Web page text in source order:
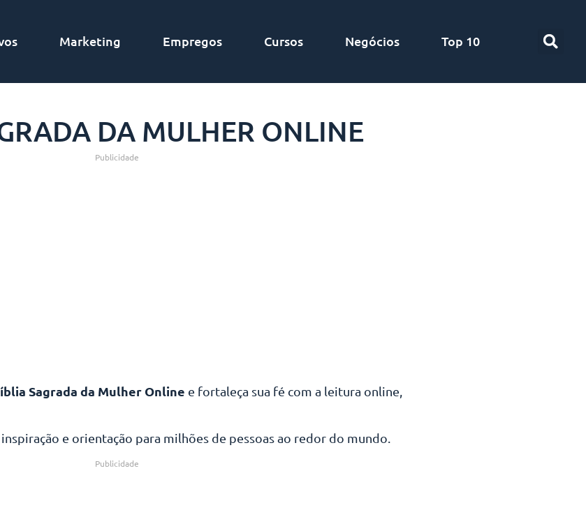
Marketing Empregos Cursos Negócios Top 10
DA MULHER ONLINE
Publicidade
Sagrada da Mulher Online e fortaleça sua fé com a leitura online,
e orientação para milhões de pessoas ao redor do mundo.
Publicidade